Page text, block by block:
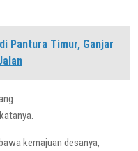
Pantura Timur, Ganjar
kemajuan desanya,